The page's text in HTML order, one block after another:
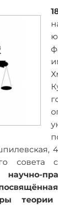
совета